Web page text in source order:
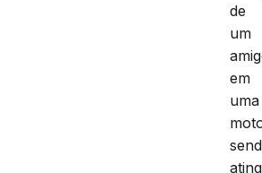
de
um
em
uma